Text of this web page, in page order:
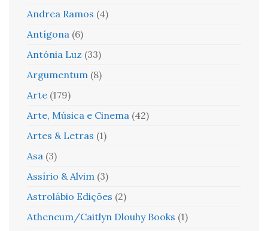
Andrea Ramos (4)
Antígona (6)
Antónia Luz (33)
Argumentum (8)
Arte (179)
Arte, Música e Cinema (42)
Artes & Letras (1)
Asa (3)
Assírio & Alvim (3)
Astrolábio Edições (2)
Atheneum/Caitlyn Dlouhy Books (1)